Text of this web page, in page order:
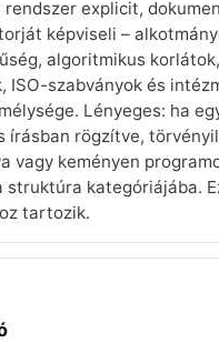
explicit,
képviseli –
algoritmikus
ISO-szabványok és
Lényeges: ha
írásban rögzítve,
vagy keményen
struktúra kategóriájába.
tartozik.